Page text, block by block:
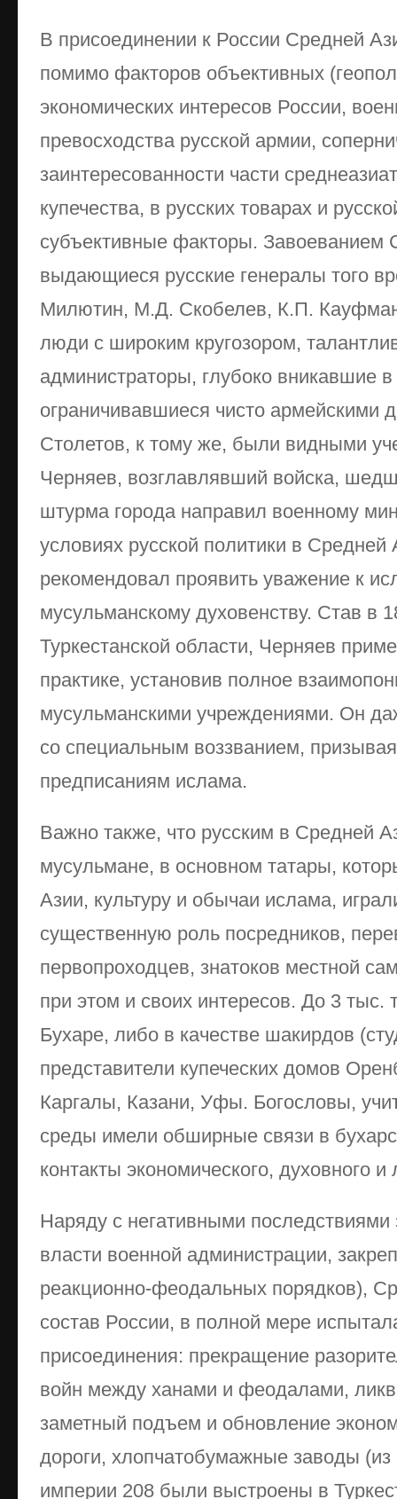
В присоединении к России Средней
помимо факторов объективных
экономических интересов России,
превосходства русской армии,
заинтересованности части
купечества, в русских товарах и
субъективные факторы. Завоеванием
выдающиеся русские генералы того
Милютин, М.Д. Скобелев, К.П.
люди с широким кругозором,
администраторы, глубоко вникавшие
ограничивавшиеся чисто армейскими
Столетов, к тому же, были видными
Черняев, возглавлявший войска,
штурма города направил военному
условиях русской политики в Средней
рекомендовал проявить уважение к
мусульманскому духовенству. Став в
Туркестанской области, Черняев
практике, установив полное
мусульманскими учреждениями. Он
со специальным воззванием,
предписаниям ислама.
Важно также, что русским в Средней
мусульмане, в основном татары,
Азии, культуру и обычаи ислама,
существенную роль посредников,
первопроходцев, знатоков местной
при этом и своих интересов. До 3 тыс.
Бухаре, либо в качестве шакирдов
представители купеческих домов
Каргалы, Казани, Уфы. Богословы,
среды имели обширные связи в
контакты экономического, духовного и
Наряду с негативными последствиями
власти военной администрации,
реакционно-феодальных порядков),
состав России, в полной мере
присоединения: прекращение
войн между ханами и феодалами,
заметный подъем и обновление
дороги, хлопчатобумажные заводы (из
империи 208 были выстроены в